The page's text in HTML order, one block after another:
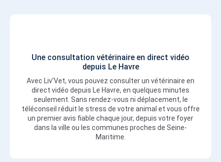
Une consultation vétérinaire en direct vidéo
depuis Le Havre
Avec Liv’Vet, vous pouvez consulter un vétérinaire en
direct vidéo depuis Le Havre, en quelques minutes
seulement. Sans rendez-vous ni déplacement, le
téléconseil réduit le stress de votre animal et vous offre
un premier avis fiable chaque jour, depuis votre foyer
dans la ville ou les communes proches de Seine-
Maritime.